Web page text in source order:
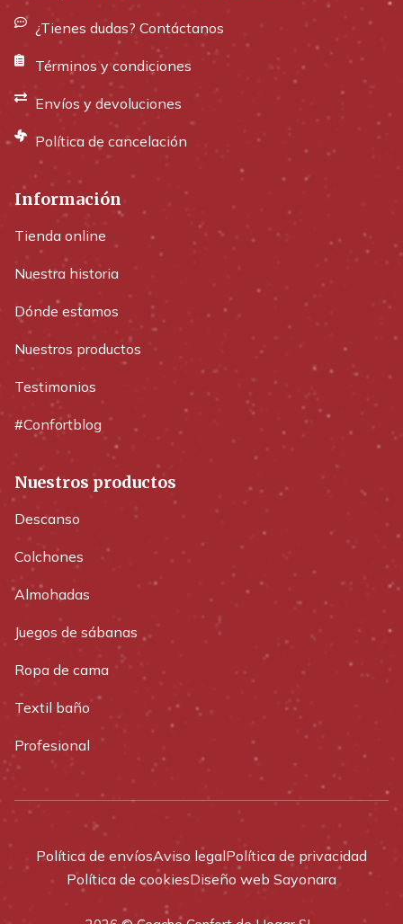
¿Tienes dudas? Contáctanos
Términos y condiciones
Envíos y devoluciones
Política de cancelación
Información
Tienda online
Nuestra historia
Dónde estamos
Nuestros productos
Testimonios
#Confortblog
Nuestros productos
Descanso
Colchones
Almohadas
Juegos de sábanas
Ropa de cama
Textil baño
Profesional
Política de envíosAviso legalPolítica de privacidad
Política de cookiesDiseño web Sayonara